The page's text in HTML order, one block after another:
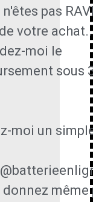
pas
votre
moi le
sous
moi un
donnez même